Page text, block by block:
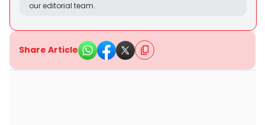
our editorial team.
Share Article